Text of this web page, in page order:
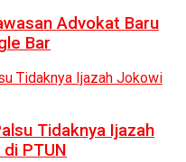
Advokat Baru
Bar
Tidaknya Ijazah
PTUN